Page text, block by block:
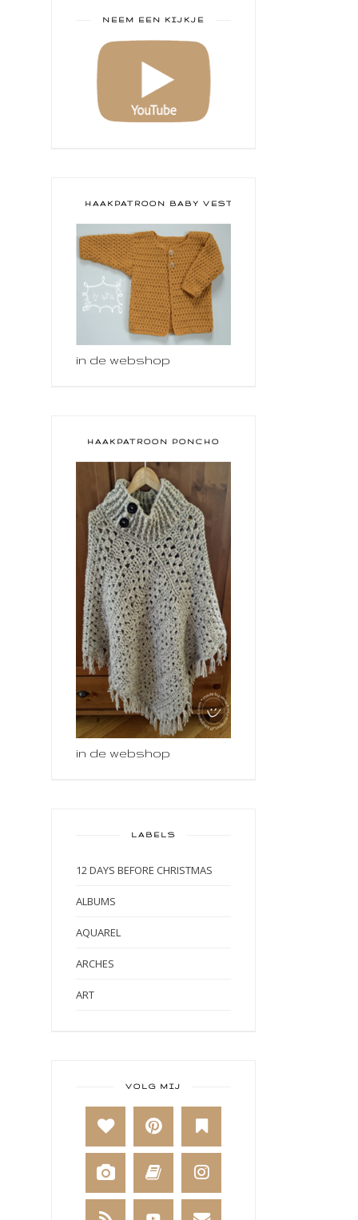
NEEM EEN KIJKJE
HAAKPATROON BABY VESTJE
in de webshop
HAAKPATROON PONCHO
in de webshop
LABELS
12 DAYS BEFORE CHRISTMAS
ALBUMS
AQUAREL
ARCHES
ART
BAKKEN
BEESTENBOEL
BOEKEN
BREIEN
VOLG MIJ